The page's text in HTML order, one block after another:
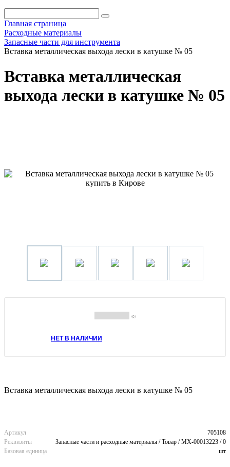
Главная страница
Расходные материалы
Запасные части для инструмента
Вставка металлическая выхода лески в катушке № 05
Вставка металлическая
выхода лески в катушке № 05
(0)
НЕТ В НАЛИЧИИ
Вставка металлическая выхода лески в катушке № 05
Артикул
705108
Реквизиты
Запасные части и расходные материалы / Товар / MX-00013223 / 0
Базовая единица
шт